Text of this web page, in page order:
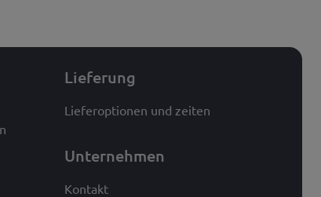
Lieferung
Lieferoptionen und zeiten
Unternehmen
Kontakt